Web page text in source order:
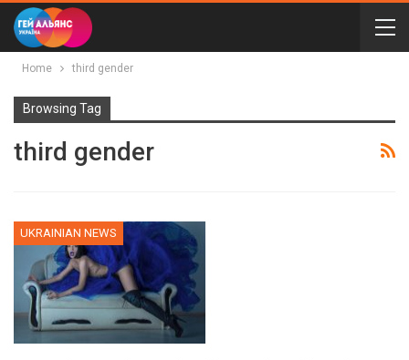
Home third gender
Browsing Tag
third gender
UKRAINIAN NEWS